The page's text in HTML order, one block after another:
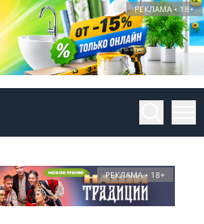
РЕКЛАМА • 18+
РЕКЛАМА • 18+